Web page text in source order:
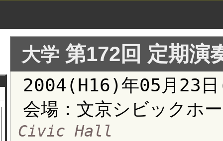
大学 第172回 定期演
2004(H16)年05月23
会場：文京シビックホ
Civic Hall